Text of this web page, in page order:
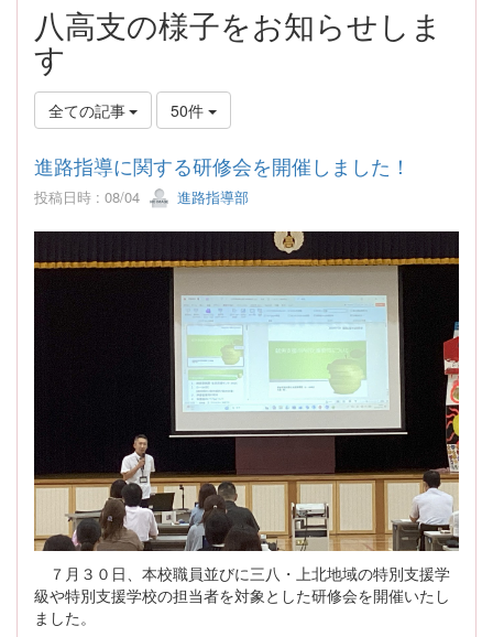
八高支の様子をお知らせしま
す
全ての記事 50件
進路指導に関する研修会を開催しました！
投稿日時 : 08/04 進路指導部
７月３０日、本校職員並びに三八・上北地域の特別支援学
級や特別支援学校の担当者を対象とした研修会を開催いたし
ました。